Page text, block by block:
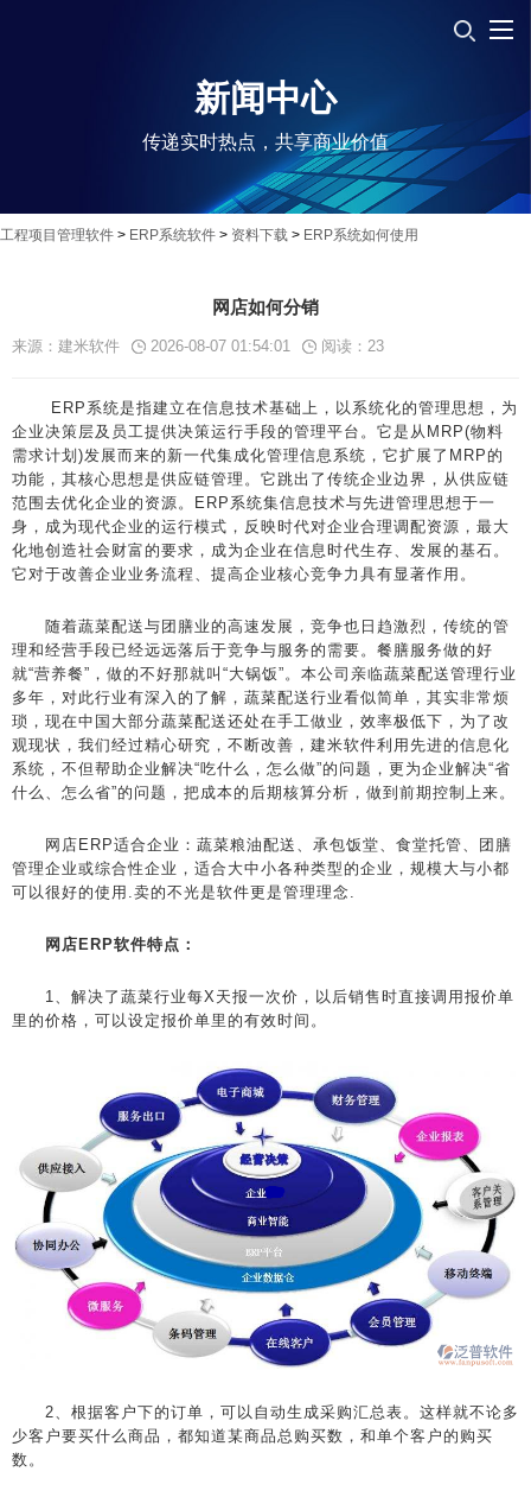
新闻中心
传递实时热点，共享商业价值
工程项目管理软件 > ERP系统软件 > 资料下载 > ERP系统如何使用
网店如何分销
来源：建米软件 2026-08-07 01:54:01 阅读： 23
ERP系统是指建立在信息技术基础上，以系统化的管理思想，为
企业决策层及员工提供决策运行手段的管理平台。它是从MRP(物料
需求计划)发展而来的新一代集成化管理信息系统，它扩展了MRP的
功能，其核心思想是供应链管理。它跳出了传统企业边界，从供应链
范围去优化企业的资源。ERP系统集信息技术与先进管理思想于一
身，成为现代企业的运行模式，反映时代对企业合理调配资源，最大
化地创造社会财富的要求，成为企业在信息时代生存、发展的基石。
它对于改善企业业务流程、提高企业核心竞争力具有显著作用。
随着蔬菜配送与团膳业的高速发展，竞争也日趋激烈，传统的管
理和经营手段已经远远落后于竞争与服务的需要。餐膳服务做的好
就“营养餐”，做的不好那就叫“大锅饭”。本公司亲临蔬菜配送管理行业
多年，对此行业有深入的了解，蔬菜配送行业看似简单，其实非常烦
琐，现在中国大部分蔬菜配送还处在手工做业，效率极低下，为了改
观现状，我们经过精心研究，不断改善，建米软件利用先进的信息化
系统，不但帮助企业解决“吃什么，怎么做”的问题，更为企业解决“省
什么、怎么省”的问题，把成本的后期核算分析，做到前期控制上来。
网店ERP适合企业：蔬菜粮油配送、承包饭堂、食堂托管、团膳
管理企业或综合性企业，适合大中小各种类型的企业，规模大与小都
可以很好的使用.卖的不光是软件更是管理理念.
网店ERP软件特点：
1、解决了蔬菜行业每X天报一次价，以后销售时直接调用报价单
里的价格，可以设定报价单里的有效时间。
2、根据客户下的订单，可以自动生成采购汇总表。这样就不论多
少客户要买什么商品，都知道某商品总购买数，和单个客户的购买
数。